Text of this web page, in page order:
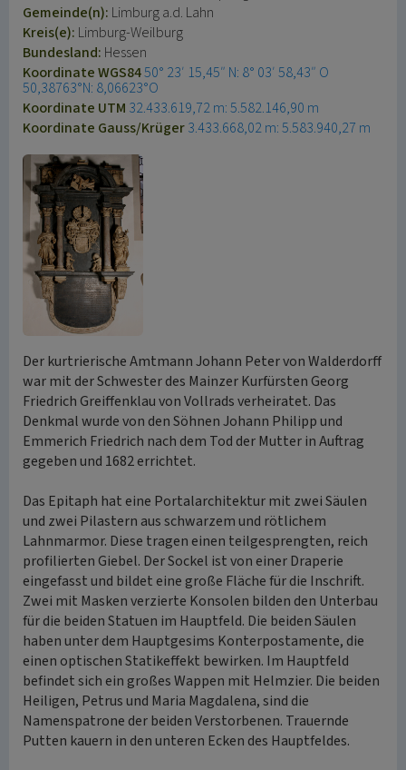
Gemeinde(n): Limburg a.d. Lahn
Kreis(e): Limburg-Weilburg
Bundesland: Hessen
Koordinate WGS8450° 23′ 15,45″ N: 8° 03′ 58,43″ O
50,38763°N: 8,06623°O
Koordinate UTM 32.433.619,72 m: 5.582.146,90 m
Koordinate Gauss/Krüger3.433.668,02 m: 5.583.940,27 m
Der kurtrierische Amtmann Johann Peter von Walderdorff
war mit der Schwester des Mainzer Kurfürsten Georg
Friedrich Greiffenklau von Vollrads verheiratet. Das
Denkmal wurde von den Söhnen Johann Philipp und
Emmerich Friedrich nach dem Tod der Mutter in Auftrag
gegeben und 1682 errichtet.
Das Epitaph hat eine Portalarchitektur mit zwei Säulen
und zwei Pilastern aus schwarzem und rötlichem
Lahnmarmor. Diese tragen einen teilgesprengten, reich
profilierten Giebel. Der Sockel ist von einer Draperie
eingefasst und bildet eine große Fläche für die Inschrift.
Zwei mit Masken verzierte Konsolen bilden den Unterbau
für die beiden Statuen im Hauptfeld. Die beiden Säulen
haben unter dem Hauptgesims Konterpostamente, die
einen optischen Statikeffekt bewirken. Im Hauptfeld
befindet sich ein großes Wappen mit Helmzier. Die beiden
Heiligen, Petrus und Maria Magdalena, sind die
Namenspatrone der beiden Verstorbenen. Trauernde
Putten kauern in den unteren Ecken des Hauptfeldes.